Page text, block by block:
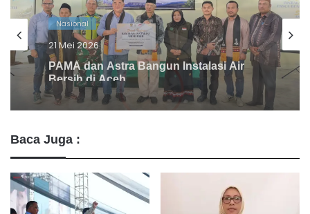
Nasional
15 Mei 2026
Viral! Anggota DPRD Jember Main
Game & Merokok Saat Rapat Kesehatan
Baca Juga :